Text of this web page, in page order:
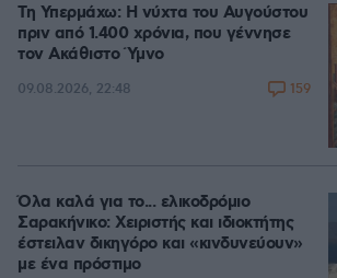
Τη Υπερμάχω: Η νύχτα του Αυγούστου
πριν από 1.400 χρόνια, που γέννησε
τον Ακάθιστο Ύμνο
09.08.2026, 22:48 159
Όλα καλά για το... ελικοδρόμιο
Σαρακήνικο: Χειριστής και ιδιοκτήτης
έστειλαν δικηγόρο και «κινδυνεύουν»
με ένα πρόστιμο